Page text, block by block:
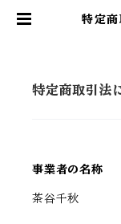
特定
特定商取引法
事業者の名称
茶谷千秋